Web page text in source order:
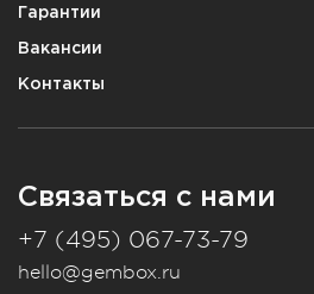
Гарантии
Вакансии
Контакты
Связаться с нами
+7 (495) 067-73-79
hello@gembox.ru